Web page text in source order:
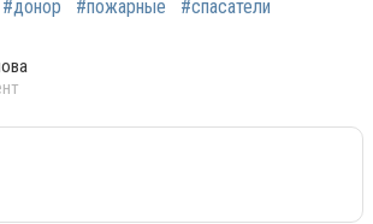
#донор #пожарные #спасатели